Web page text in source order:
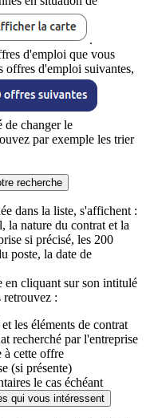
.
d'emploi que vous
offres d'emploi suivantes,
de changer le
par exemple les trier
recherche
dans la liste, s'affichent :
la nature du contrat et la
si précisé, les 200
poste, la date de
en cliquant sur son intitulé
retrouvez :
les éléments de contrat
recherché par l'entreprise
à cette offre
(si présente)
le cas échéant
qui vous intéressent